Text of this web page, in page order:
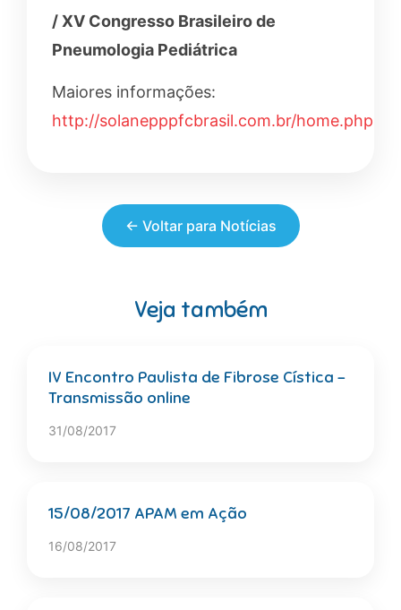
/ XV Congresso Brasileiro de
Pneumologia Pediátrica
Maiores informações:
http://solanepppfcbrasil.com.br/home.php
← Voltar para Notícias
Veja também
IV Encontro Paulista de Fibrose Cística –
Transmissão online
31/08/2017
15/08/2017 APAM em Ação
16/08/2017